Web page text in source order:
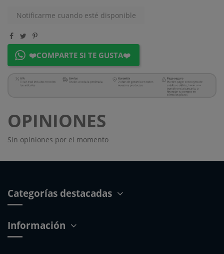
❤️COMPARTE SI TE GUSTA❤️
OPINIONES
Sin opiniones por el momento
Categorías destacadas
Información